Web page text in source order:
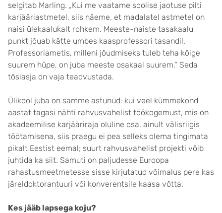
selgitab Marling. „Kui me vaatame soolise jaotuse pilti
karjääriastmetel, siis näeme, et madalatel astmetel on
naisi ülekaalukalt rohkem. Meeste-naiste tasakaalu
punkt jõuab kätte umbes kaasprofessori tasandil.
Professoriametis, milleni jõudmiseks tuleb teha kõige
suurem hüpe, on juba meeste osakaal suurem.“ Seda
tõsiasja on vaja teadvustada.
Ülikool juba on samme astunud: kui veel kümmekond
aastat tagasi nähti rahvusvahelist töökogemust, mis on
akadeemilise karjääriraja oluline osa, ainult välisriigis
töötamisena, siis praegu ei pea selleks olema tingimata
pikalt Eestist eemal; suurt rahvusvahelist projekti võib
juhtida ka siit. Samuti on paljudesse Euroopa
rahastusmeetmetesse sisse kirjutatud võimalus pere kas
järeldoktorantuuri või konverentsile kaasa võtta.
Kes jääb lapsega koju?